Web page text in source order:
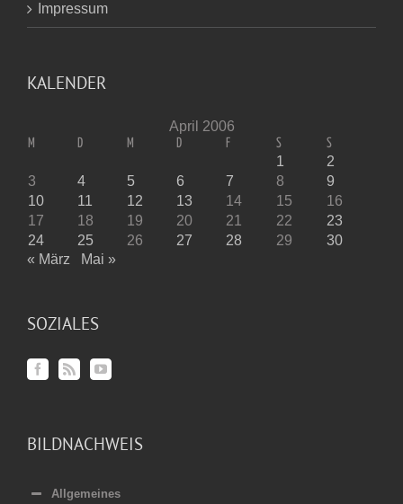
Impressum
KALENDER
April 2006
M D M D F S S
1
2
3
4 5 6 7 8
9
10
11 12 13 14 15
16
17
18 19 20 21 22
23
24
25 26 27 28 29
30
« März
Mai »
SOZIALES
BILDNACHWEIS
Allgemeines